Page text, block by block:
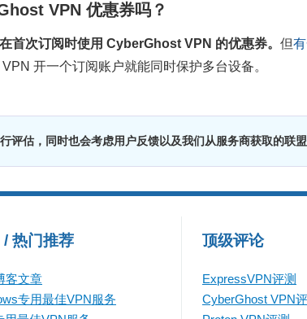
VPN 优惠券吗？
首次订阅时使用 CyberGhost VPN 的优惠券。 但
开一个订阅账户就能同时保护多台设备。
评估，同时也会考虑用户反馈以及我们从服务商获取的联
/ 热门推荐
客文章
专用最佳VPN服务
顶级评论
ExpressVPN评测
CyberGhost VPN